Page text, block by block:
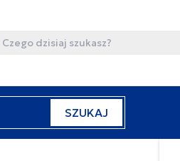
Wyszukaj
Filtruj
SZUKAJ